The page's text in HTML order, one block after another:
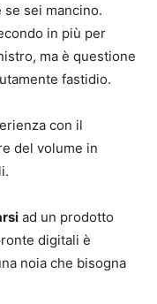
sei mancino.
in più per
ma è questione
fastidio.
con il
del volume in
ad un prodotto
digitali è
noia che bisogna